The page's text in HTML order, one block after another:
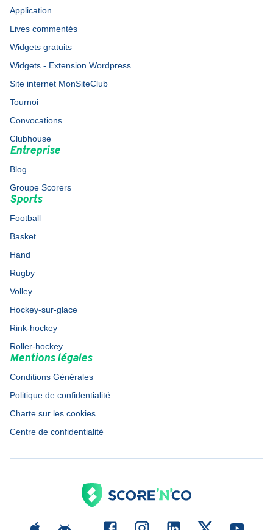
Application
Lives commentés
Widgets gratuits
Widgets - Extension Wordpress
Site internet MonSiteClub
Tournoi
Convocations
Clubhouse
Entreprise
Blog
Groupe Scorers
Sports
Football
Basket
Hand
Rugby
Volley
Hockey-sur-glace
Rink-hockey
Roller-hockey
Mentions légales
Conditions Générales
Politique de confidentialité
Charte sur les cookies
Centre de confidentialité